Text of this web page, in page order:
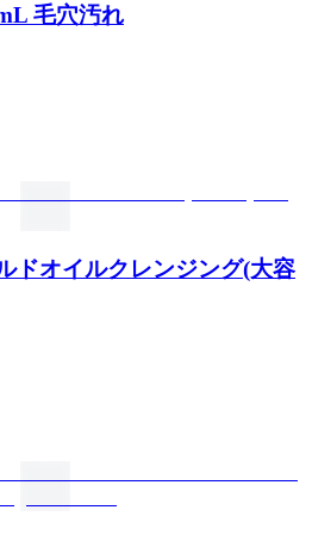
毛穴汚れ
ドオイルクレンジング(大容